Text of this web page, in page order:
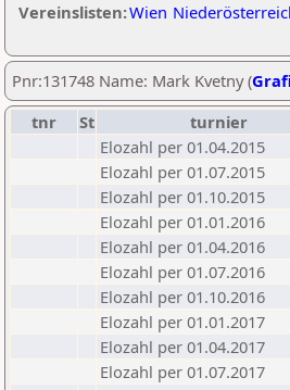
Vereinslisten:Wien
Pnr:131748 Name: Mark Kvetny (
tnr
St turnier
Elozahl per 01.04.2015
Elozahl per 01.07.2015
Elozahl per 01.10.2015
Elozahl per 01.01.2016
Elozahl per 01.04.2016
Elozahl per 01.07.2016
Elozahl per 01.10.2016
Elozahl per 01.01.2017
Elozahl per 01.04.2017
Elozahl per 01.07.2017